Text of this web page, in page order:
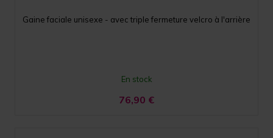
Gaine faciale unisexe - avec triple fermeture velcro à l'arrière
En stock
76,90 €